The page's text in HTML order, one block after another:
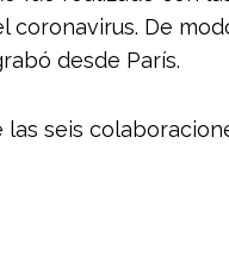
coronavirus. De
desde París.
las seis